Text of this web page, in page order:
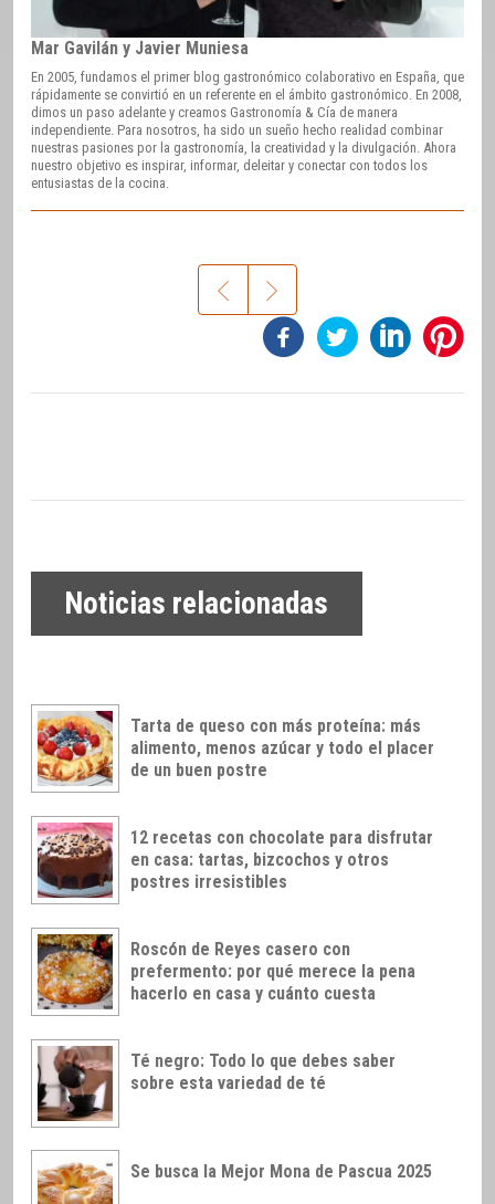
Mar Gavilán y Javier Muniesa
En 2005, fundamos el primer blog gastronómico colaborativo en España, que
rápidamente se convirtió en un referente en el ámbito gastronómico. En 2008,
dimos un paso adelante y creamos Gastronomía & Cía de manera
independiente. Para nosotros, ha sido un sueño hecho realidad combinar
nuestras pasiones por la gastronomía, la creatividad y la divulgación. Ahora
nuestro objetivo es inspirar, informar, deleitar y conectar con todos los
entusiastas de la cocina.
Noticias relacionadas
Tarta de queso con más proteína: más
alimento, menos azúcar y todo el placer
de un buen postre
12 recetas con chocolate para disfrutar
en casa: tartas, bizcochos y otros
postres irresistibles
Roscón de Reyes casero con
prefermento: por qué merece la pena
hacerlo en casa y cuánto cuesta
Té negro: Todo lo que debes saber
sobre esta variedad de té
Se busca la Mejor Mona de Pascua 2025